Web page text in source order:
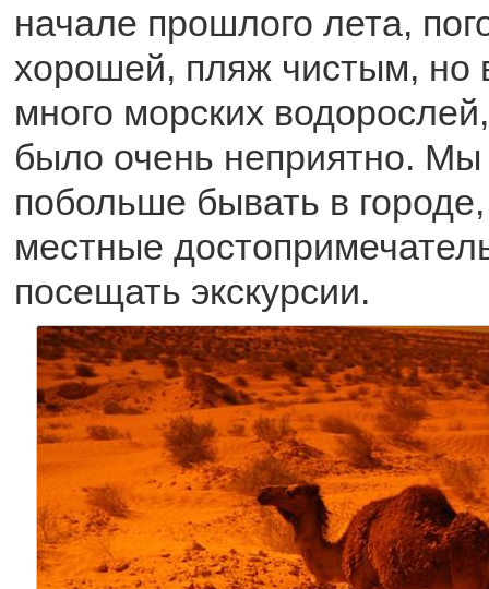
начале прошлого лета,
хорошей, пляж чистым, но
много морских
было очень неприятно.
побольше бывать в
местные
посещать экскурсии.